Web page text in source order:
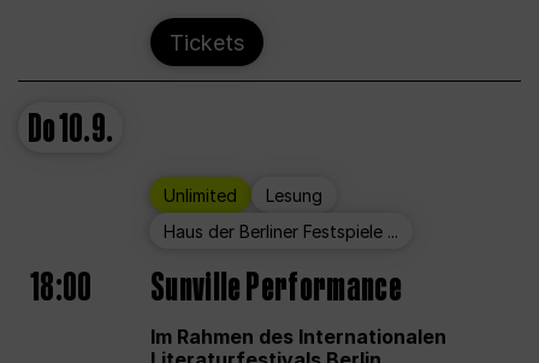
Tickets
Do10.9.
Unlimited
Lesung
Haus der Berliner Festspiele ...
18:00 Sunville Performance
Im Rahmen des Internationalen